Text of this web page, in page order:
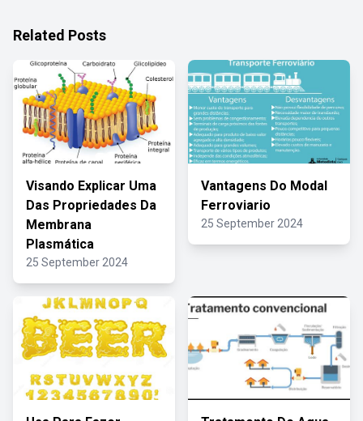
Related Posts
Visando Explicar Uma
Das Propriedades Da
Membrana
Plasmática
25 September 2024
Vantagens Do Modal
Ferroviario
25 September 2024